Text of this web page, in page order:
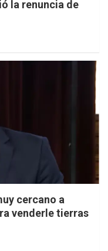
la renuncia de
cercano a
venderle tierras